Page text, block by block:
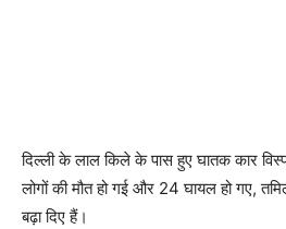
दिल्ली के लाल किले के पास हुए घातक कार
लोगों की मौत हो गई और 24 घायल हो गए,
बढ़ा दिए हैं।